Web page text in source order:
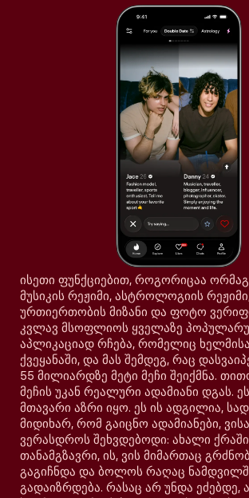
ისეთი ფუნქციებით, როგორიცაა
მუსიკის რეჟიმი, ასტროლოგიის
ურთიერთობის მიზანი და ფოტო
კვლავ მსოფლიოს ყველაზე
აპლიკაციად რჩება, რომელიც
ქვეყანაში, და მას შემდეგ, რაც
55 მილიარდზე მეტი მეჩი შეიქმნა.
მეჩის უკან რეალური ადამიანი დგას.
მთავარი აზრი იყო. ეს ის ადგილია,
მიდიხარ, რომ გაიცნო ადამიანები,
ვერასდროს შეხვდებოდი: ახალი
თანამგზავრი, ის, ვის მიმართაც
გაგიჩნდა და ბოლოს რაღაც
გადაიზრდება. რასაც არ უნდა ეძებდე,